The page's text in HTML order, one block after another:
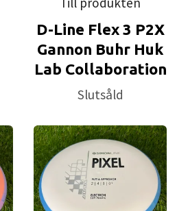
D-Line Flex 3 P2X
Gannon Buhr Huk
Lab Collaboration
Slutsåld